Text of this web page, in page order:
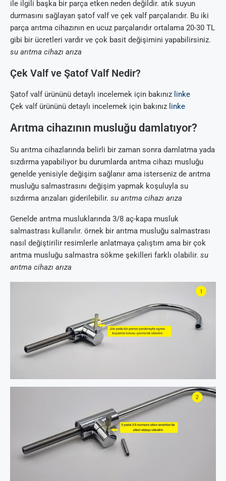
ile ilgili başka bir parça etken neden değildir. atık suyun
durmasını sağlayan şatof valf ve çek valf parçalarıdır. Bu iki
parça arıtma cihazının en ucuz parçalarıdır ortalama 20-30 TL
gibi bir ücretleri vardır ve çok basit değişimini yapabilirsiniz.
su arıtma cihazı arıza
Çek Valf ve Şatof Valf Nedir?
Şatof valf ürününü detaylı incelemek için bakınız linke
Çek valf ürününü detaylı incelemek için bakınız linke
Arıtma cihazının musluğu damlatıyor?
Su arıtma cihazlarında belirli bir zaman sonra damlatma yada
sızdırma yapabiliyor bu durumlarda arıtma cihazı musluğu
genelde yenisiyle değişim sağlanır ama isterseniz de arıtma
musluğu salmastrasını değişim yapmak koşuluyla su
sızdırma arızaları giderilebilir. su arıtma cihazı arıza
Genelde arıtma musluklarında 3/8 aç-kapa musluk
salmastrası kullanılır. örnek bir arıtma musluğu salmastrası
nasıl değiştirilir resimlerle anlatmaya çalıştım ama bir çok
arıtma musluğu salmastra sökme şekilleri farklı olabilir. su
arıtma cihazı arıza